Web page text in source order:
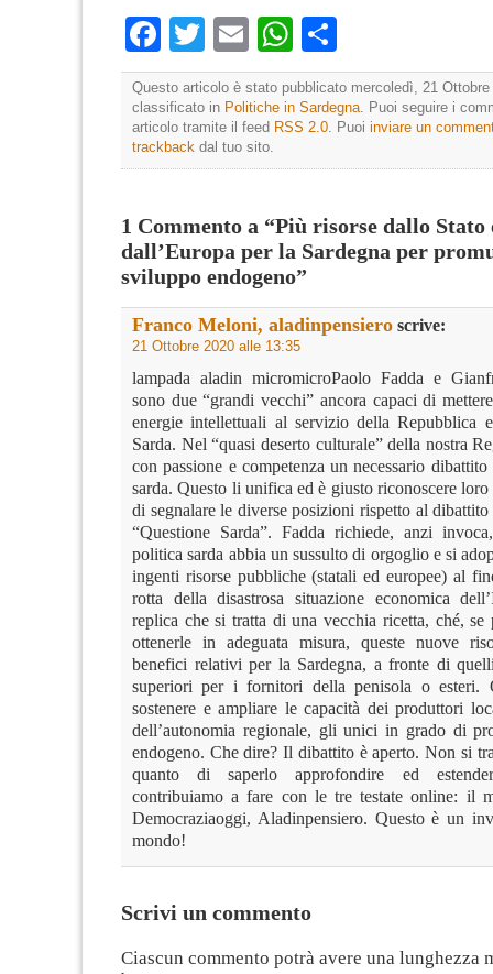
Facebook
TwitterEmailWhatsApp
Questo articolo è stato pubblicato mercoledì, 21
classificato in Politiche in Sardegna. Puoi seguire i
articolo tramite il feed RSS 2.0. Puoi inviare un
trackback dal tuo sito.
1 Commento a “Più risorse dallo Stato
dall’Europa per la Sardegna per
sviluppo endogeno”
Franco Meloni, aladinpensiero scrive:
21 Ottobre 2020 alle 13:35
lampada aladin micromicroPaolo Fadda e
sono due “grandi vecchi” ancora capaci di
energie intellettuali al servizio della Repubblica
Sarda. Nel “quasi deserto culturale” della nostra
con passione e competenza un necessario
sarda. Questo li unifica ed è giusto riconoscere
di segnalare le diverse posizioni rispetto al
“Questione Sarda”. Fadda richiede, anzi
politica sarda abbia un sussulto di orgoglio e si
ingenti risorse pubbliche (statali ed europee) al
rotta della disastrosa situazione economica
replica che si tratta di una vecchia ricetta, ché, se
ottenerle in adeguata misura, queste nuove
benefici relativi per la Sardegna, a fronte di
superiori per i fornitori della penisola o esteri.
sostenere e ampliare le capacità dei produttori
dell’autonomia regionale, gli unici in grado di
endogeno. Che dire? Il dibattito è aperto. Non si
quanto di saperlo approfondire ed
contribuiamo a fare con le tre testate online: il
Democraziaoggi, Aladinpensiero. Questo è un
mondo!
Scrivi un commento
Ciascun commento potrà avere una lunghezza